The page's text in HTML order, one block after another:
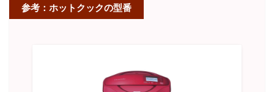
参考：ホットクックの型番